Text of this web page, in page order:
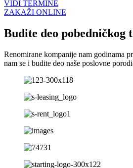
VIDI TERMINE
ZAKAŽI ONLINE
Budite deo pobedničkog
Renomirane kompanije nam godinama
nam se i budite deo naše poslovne